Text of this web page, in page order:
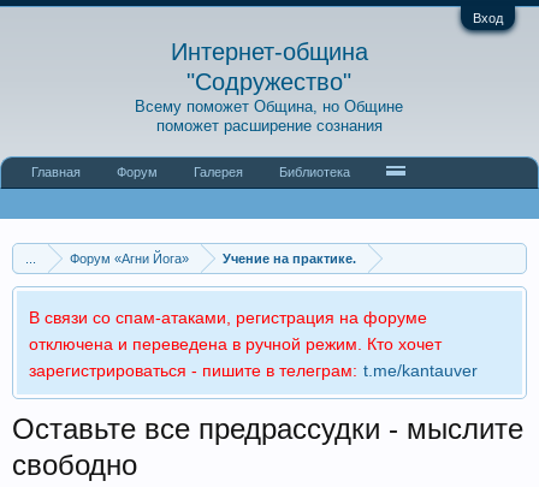
Вход
Интернет-община
"Содружество"
Всему поможет Община, но Общине
поможет расширение сознания
Форум «Агни Йога» Учение на практике.
В связи со спам-атаками, регистрация на форуме
отключена и переведена в ручной режим. Кто хочет
зарегистрироваться - пишите в телеграм: t.me/kantauver
Оставьте все предрассудки - мыслите
свободно
Главная Форум Галерея Библиотека